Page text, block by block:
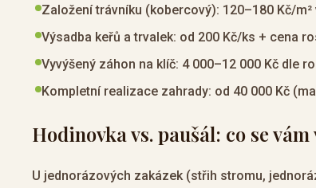
Založení trávníku (kobercový): 120–180 Kč/
Výsadba keřů a trvalek: od 200 Kč/ks + cena
Vyvýšený záhon na klíč: 4 000–12 000 Kč dle
Kompletní realizace zahrady: od 40 000 Kč
Hodinovka vs. paušál: co se
U jednorázových zakázek (střih stromu,